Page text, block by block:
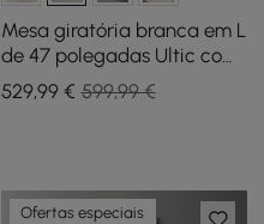
Mesa giratória branca em L
de 47 polegadas Ultic com
arrumação
529,99€ 599,99 €
Ofertas especiais